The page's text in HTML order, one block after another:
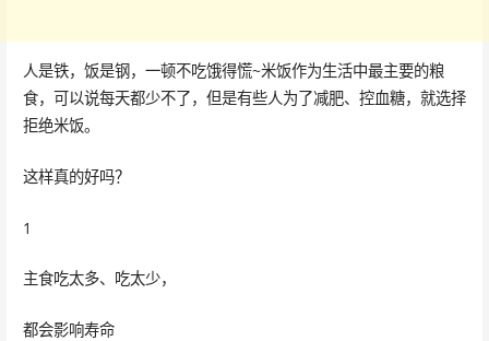
人是铁，饭是钢，一顿不吃饿得慌~米饭作为生活中最主要的粮
食，可以说每天都少不了，但是有些人为了减肥、控血糖，就选择
拒绝米饭。
这样真的好吗？
1
主食吃太多、吃太少，
都会影响寿命